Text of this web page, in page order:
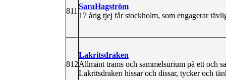
811
SaraHagström
17 årig tjej får stockholm, som engagerar
812
Lakritsdraken
Allmänt trams och sammelsurium på ett och
Lakritsdraken hissar och dissar, tycker och